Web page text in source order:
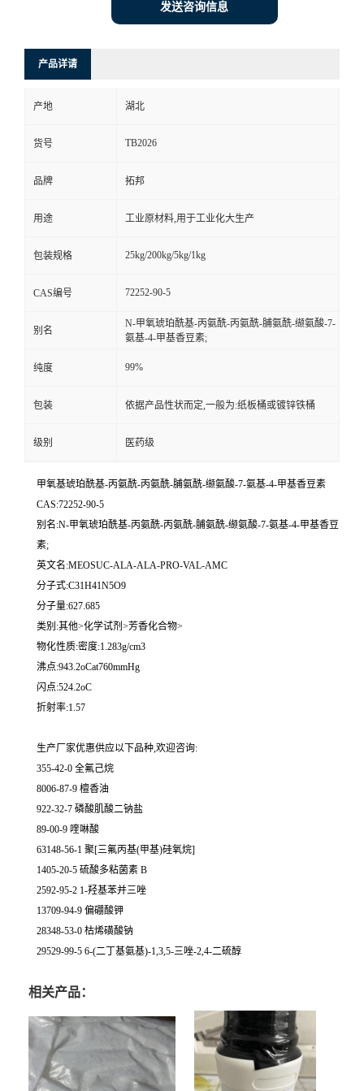
发送咨询信息
产品详请
产地 湖北
货号 TB2026
品牌 拓邦
用途 工业原材料,用于工业化大生产
包装规格 25kg/200kg/5kg/1kg
CAS编号 72252-90-5
别名
N-甲氧琥珀酰基-丙氨酰-丙氨酰-脯氨酰-缬氨酸-7-
氨基-4-甲基香豆素;
纯度 99%
包装 依据产品性状而定,一般为:纸板桶或镀锌铁桶
级别 医药级
甲氧基琥珀酰基-丙氨酰-丙氨酰-脯氨酰-缬氨酸-7-氨基-4-甲基香豆素
CAS:72252-90-5
别名:N-甲氧琥珀酰基-丙氨酰-丙氨酰-脯氨酰-缬氨酸-7-氨基-4-甲基香豆
素;
英文名:MEOSUC-ALA-ALA-PRO-VAL-AMC
分子式:C31H41N5O9
分子量:627.685
类别:其他>化学试剂>芳香化合物>
物化性质:密度:1.283g/cm3
沸点:943.2oCat760mmHg
闪点:524.2oC
折射率:1.57
生产厂家优惠供应以下品种,欢迎咨询:
355-42-0 全氟己烷
8006-87-9 檀香油
922-32-7 磷酸肌酸二钠盐
89-00-9 喹啉酸
63148-56-1 聚[三氟丙基(甲基)硅氧烷]
1405-20-5 硫酸多粘菌素 B
2592-95-2 1-羟基苯并三唑
13709-94-9 偏硼酸钾
28348-53-0 枯烯磺酸钠
29529-99-5 6-(二丁基氨基)-1,3,5-三唑-2,4-二硫醇
相关产品：